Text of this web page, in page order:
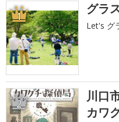
1 グラ
Let's グ
2
川口
カワ